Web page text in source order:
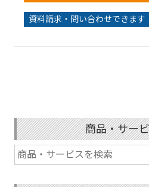
資料請求・問い合わせできます
商品・サー